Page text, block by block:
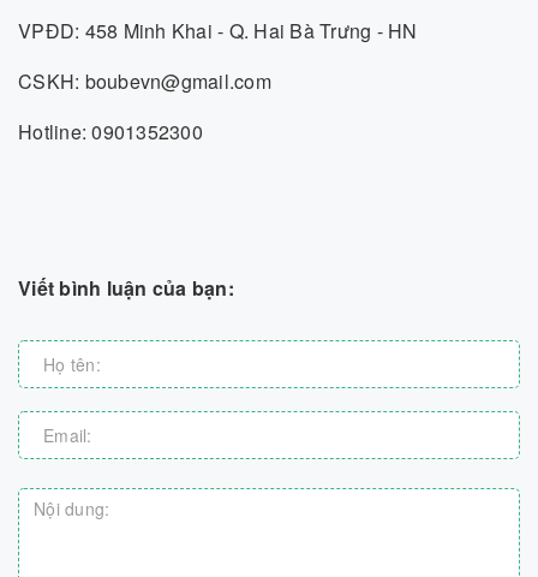
VPĐD: 458 Minh Khai - Q. Hai Bà Trưng - HN
CSKH: boubevn@gmail.com
Hotline: 0901352300
Viết bình luận của bạn: